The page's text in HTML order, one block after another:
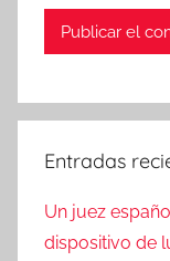
Entradas
Un juez
dispositivo de